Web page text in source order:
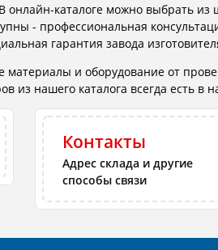
онлайн-каталоге можно выбрать из
- профессиональная
гарантия завода
и оборудование от
из нашего каталога всегда есть в
Контакты
Адрес склада и другие
способы связи